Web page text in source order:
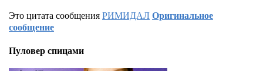
Это цитата сообщенияРИМИДАЛОригинальное
сообщение
Пуловер спицами